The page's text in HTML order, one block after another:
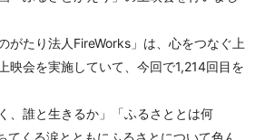
がたり法人FireWorks」は、心をつなぐ上
映会を実施していて、今回で1,214回目を
、誰と生きるか」「ふるさととは何
てくる涙とともにふるさとについて色ん